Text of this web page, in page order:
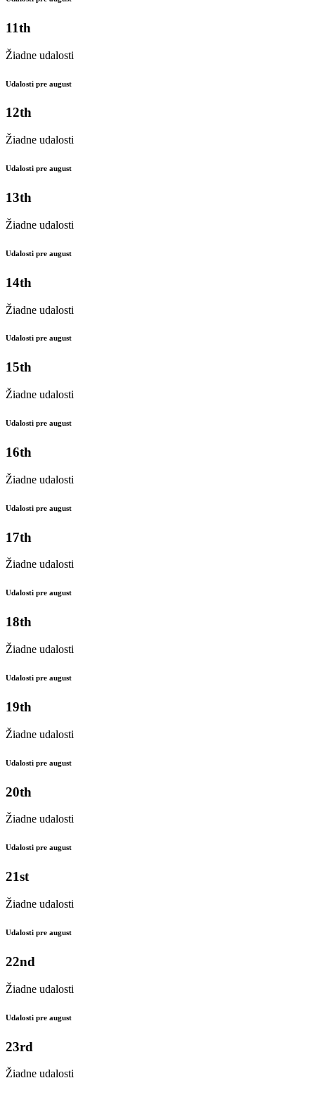
11th
Žiadne udalosti
Udalosti pre august
12th
Žiadne udalosti
Udalosti pre august
13th
Žiadne udalosti
Udalosti pre august
14th
Žiadne udalosti
Udalosti pre august
15th
Žiadne udalosti
Udalosti pre august
16th
Žiadne udalosti
Udalosti pre august
17th
Žiadne udalosti
Udalosti pre august
18th
Žiadne udalosti
Udalosti pre august
19th
Žiadne udalosti
Udalosti pre august
20th
Žiadne udalosti
Udalosti pre august
21st
Žiadne udalosti
Udalosti pre august
22nd
Žiadne udalosti
Udalosti pre august
23rd
Žiadne udalosti